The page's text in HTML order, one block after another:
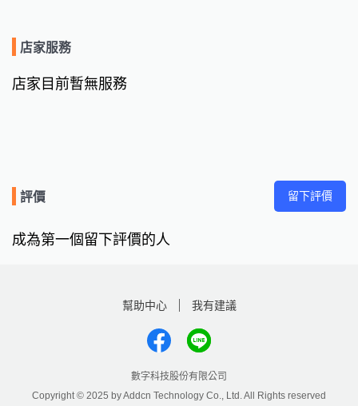
店家服務
店家目前暫無服務
評價 留下評價
成為第一個留下評價的人
幫助中心 我有建議
數字科技股份有限公司
Copyright © 2025 by Addcn Technology Co., Ltd. All Rights reserved